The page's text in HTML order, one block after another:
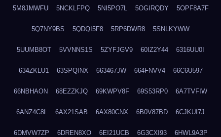
5M8JMWFU 5NCKLFPQ 5NI5PO7L 5OGIRQDY 5OPF8A7F
5Q7NY9BS 5QDQI5F8 5RP6DWR8 5SNLKYWW
5UUMB8OT 5VVNNS1S 5ZYFJGV9 60IZ2Y44 6316UU0I
634ZKLU1 63SPQINX 663467JW 664FNVV4 66C6U597
66NBHAON 68EZZKJQ 69KWPV8F 69S53RP0 6A7TVFIW
6ANZ4C8L 6AX21SAB 6AX80CNX 6B0V87BD 6CJKUI7J
6DMVW7ZP 6DREN8XO 6EI21UCB 6G3CXI93 6HWL9A3P